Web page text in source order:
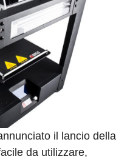
il lancio della
da utilizzare,